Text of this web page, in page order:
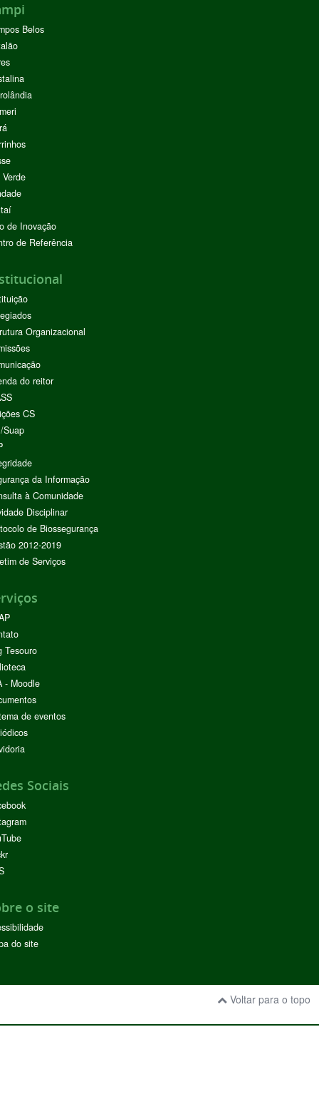
Belos
de Inovação
de Referência
Organizacional
do reitor
CS
Suap
da Informação
à Comunidade
Disciplinar
de Biossegurança
2012-2019
de Serviços
Tesouro
- Moodle
de eventos
Sociais
o site
do site
Voltar para o topo